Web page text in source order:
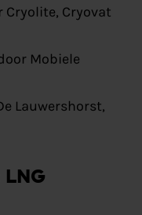
Cryovat
Mobiele
Lauwershorst,